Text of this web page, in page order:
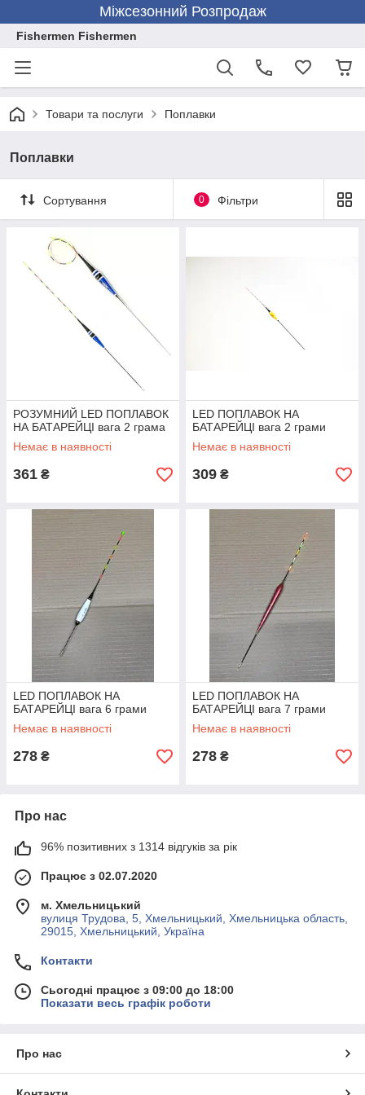
Міжсезонний Розпродаж
Fishermen Fishermen
Товари та послуги Поплавки
Поплавки
Сортування 0 Фільтри
РОЗУМНИЙ LED ПОПЛАВОК
НА БАТАРЕЙЦІ вага 2 грама
Немає в наявності
361 ₴
LED ПОПЛАВОК НА
БАТАРЕЙЦІ вага 2 грами
Немає в наявності
309 ₴
LED ПОПЛАВОК НА
БАТАРЕЙЦІ вага 6 грами
Немає в наявності
278 ₴
LED ПОПЛАВОК НА
БАТАРЕЙЦІ вага 7 грами
Немає в наявності
278 ₴
Про нас
96% позитивних з 1314 відгуків за рік
Працює з 02.07.2020
м. Хмельницький
вулиця Трудова, 5, Хмельницький, Хмельницька область,
29015, Хмельницький, Україна
Контакти
Сьогодні працює з 09:00 до 18:00
Показати весь графік роботи
Про нас